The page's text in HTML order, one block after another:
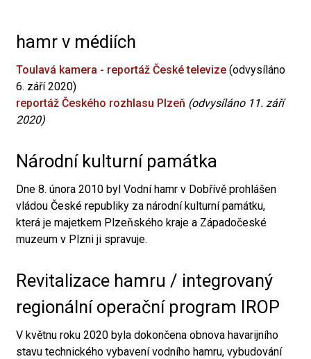
hamr v médiích
Toulavá kamera - reportáž České televize (odvysíláno
6. září 2020)
reportáž Českého rozhlasu Plzeň (odvysíláno 11. září
2020)
Národní kulturní památka
Dne 8. února 2010 byl Vodní hamr v Dobřívě prohlášen
vládou České republiky za národní kulturní památku,
která je majetkem Plzeňského kraje a Západočeské
muzeum v Plzni ji spravuje.
Revitalizace hamru / integrovaný
regionální operační program IROP
V květnu roku 2020 byla dokončena obnova havarijního
stavu technického vybavení vodního hamru, vybudování